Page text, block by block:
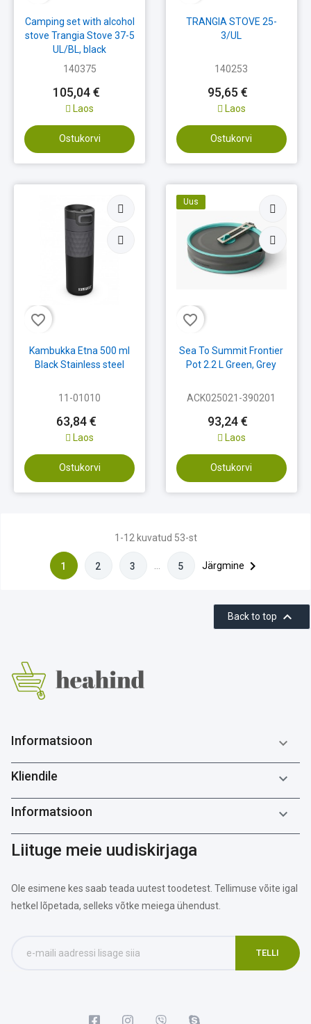
Camping set with alcohol
stove Trangia Stove 37-5
UL/BL, black
140375
105,04 €
Laos
Ostukorvi
TRANGIA STOVE 25-
3/UL
140253
95,65 €
Laos
Ostukorvi
favorite_border
Kambukka Etna 500 ml
Black Stainless steel
11-01010
63,84 €
Laos
Ostukorvi
favorite_border
Uus
Sea To Summit Frontier
Pot 2.2 L Green, Grey
ACK025021-390201
93,24 €
Laos
Ostukorvi
1-12 kuvatud 53-st
1 2 3 5 Järgmine 
Back to top 
Informatsioon 
Kliendile 
Informatsioon 
Liituge meie uudiskirjaga
Ole esimene kes saab teada uutest toodetest. Tellimuse võite igal
hetkel lõpetada, selleks võtke meiega ühendust.